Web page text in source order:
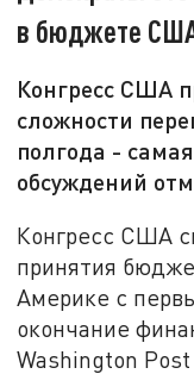
в бюджете
Конгресс США
сложности
полгода -
обсуждений
Конгресс США
принятия
Америке с
окончание
Washington